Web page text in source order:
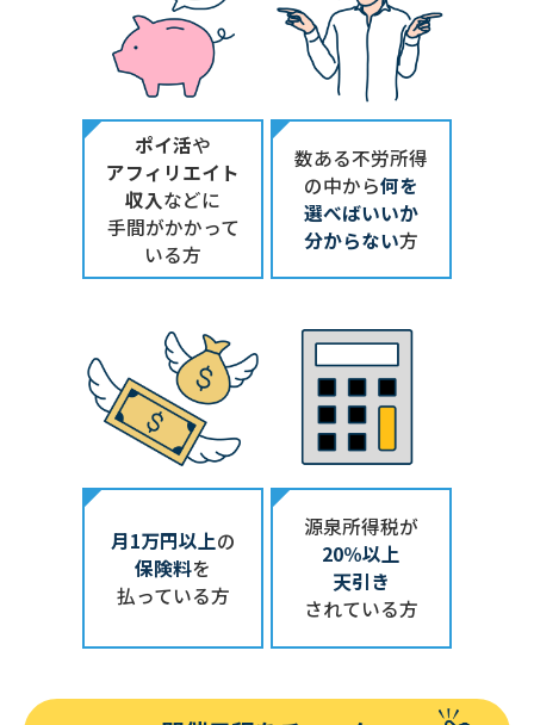
ポイ活や
アフィリエイト
収入などに
手間がかかって
いる方
数ある不労所得
の中から何を
選べばいいか
分からない方
月1万円以上の
保険料を
払っている方
源泉所得税が
20％以上
天引き
されている方